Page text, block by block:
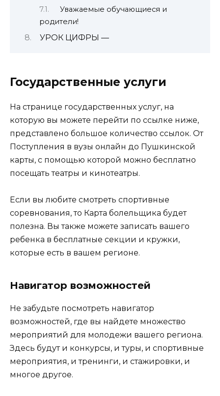
Уважаемые обучающиеся и
родители!
УРОК ЦИФРЫ —
Государственные услуги
На странице государственных услуг, на
которую вы можете перейти по ссылке ниже,
представлено большое количество ссылок. От
Поступления в вузы онлайн до Пушкинской
карты, с помощью которой можно бесплатно
посещать театры и кинотеатры.
Если вы любите смотреть спортивные
соревнования, то Карта болельщика будет
полезна. Вы также можете записать вашего
ребенка в бесплатные секции и кружки,
которые есть в вашем регионе.
Навигатор возможностей
Не забудьте посмотреть навигатор
возможностей, где вы найдете множество
мероприятий для молодежи вашего региона.
Здесь будут и конкурсы, и туры, и спортивные
мероприятия, и тренинги, и стажировки, и
многое другое.